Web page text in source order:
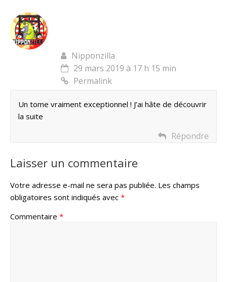
Nipponzilla
29 mars 2019 à 17 h 15 min
Permalink
Un tome vraiment exceptionnel ! J’ai hâte de découvrir
la suite
Répondre
Laisser un commentaire
Votre adresse e-mail ne sera pas publiée. Les champs
obligatoires sont indiqués avec *
Commentaire *